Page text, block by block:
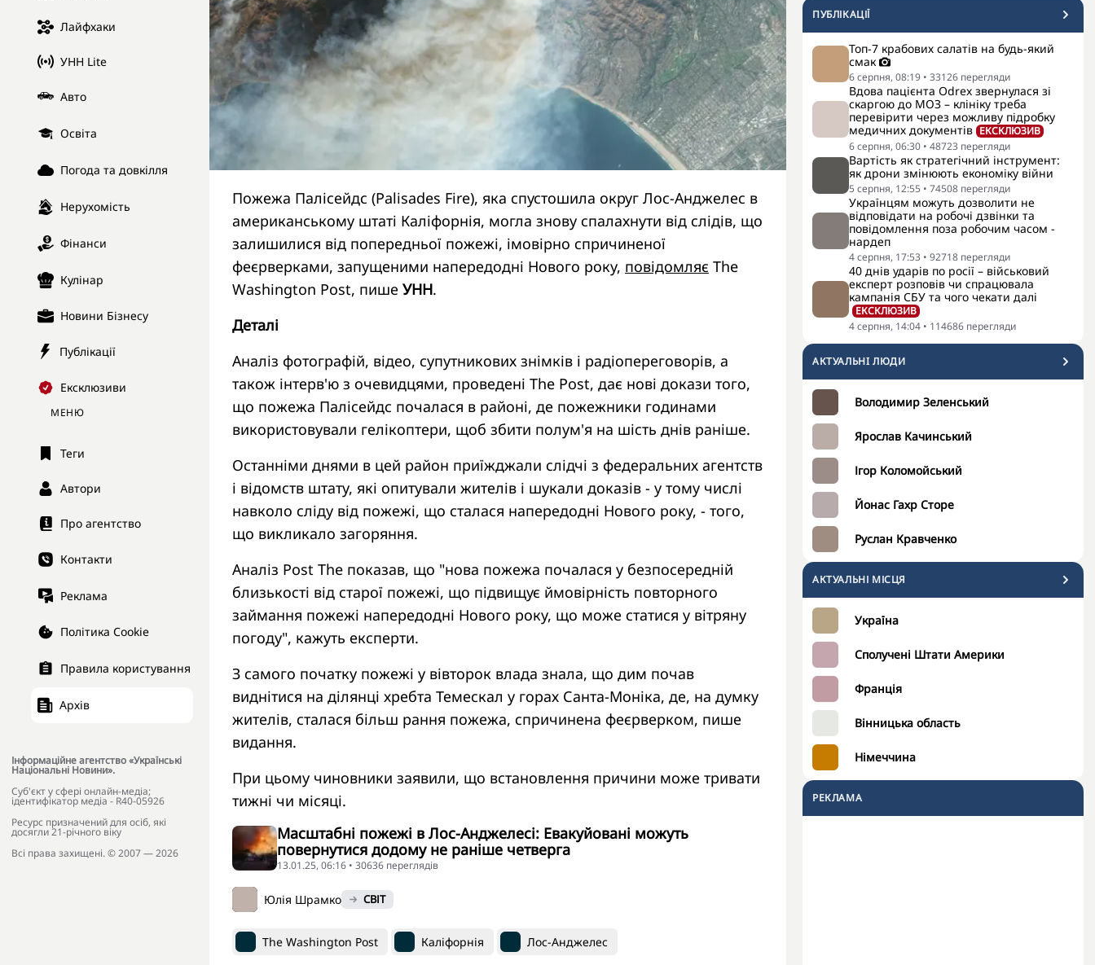
Лайфхаки
УНН Lite
Авто
Освіта
Погода та довкілля
Нерухомість
Фінанси
Кулінар
Новини Бізнесу
Публікації
Ексклюзиви
МЕНЮ
Теги
Автори
Про агентство
Контакти
Реклама
Політика Cookie
Правила користування
Архів
Інформаційне агентство «Українські
Національні Новини».
Cуб'єкт у сфері онлайн-медіа;
ідентифікатор медіа - R40-05926
Ресурс призначений для осіб, які
досягли 21-річного віку
Всі права захищені. © 2007 — 2026
ПУБЛІКАЦІЇ
Топ-7 крабових салатів на будь-який
смак
6 серпня, 08:19 • 33126 перегляди
Вдова пацієнта Odrex звернулася зі
скаргою до МОЗ – клініку треба
перевірити через можливу підробку
медичних документів ЕКСКЛЮЗИВ
6 серпня, 06:30 • 48723 перегляди
Вартість як стратегічний інструмент:
як дрони змінюють економіку війни
5 серпня, 12:55 • 74508 перегляди
Українцям можуть дозволити не
відповідати на робочі дзвінки та
повідомлення поза робочим часом -
нардеп
4 серпня, 17:53 • 92718 перегляди
40 днів ударів по росії – військовий
експерт розповів чи спрацювала
кампанія СБУ та чого чекати далі
ЕКСКЛЮЗИВ
4 серпня, 14:04 • 114686 перегляди
АКТУАЛЬНI ЛЮДИ
Володимир Зеленський
Ярослав Качинський
Ігор Коломойський
Йонас Гахр Сторе
Руслан Кравченко
АКТУАЛЬНІ МІСЦЯ
Україна
Сполучені Штати Америки
Франція
Вінницька область
Німеччина
РЕКЛАМА
Пожежа Палісейдс (Palisades Fire), яка спустошила округ Лос-Анджелес в
американському штаті Каліфорнія, могла знову спалахнути від слідів, що
залишилися від попередньої пожежі, імовірно спричиненої
феєрверками, запущеними напередодні Нового року, повідомляє The
Washington Post, пише УНН.
Деталі
Аналіз фотографій, відео, супутникових знімків і радіопереговорів, а
також інтерв'ю з очевидцями, проведені The Post, дає нові докази того,
що пожежа Палісейдс почалася в районі, де пожежники годинами
використовували гелікоптери, щоб збити полум'я на шість днів раніше.
Останніми днями в цей район приїжджали слідчі з федеральних агентств
і відомств штату, які опитували жителів і шукали доказів - у тому числі
навколо сліду від пожежі, що сталася напередодні Нового року, - того,
що викликало загоряння.
Аналіз Post The показав, що "нова пожежа почалася у безпосередній
близькості від старої пожежі, що підвищує ймовірність повторного
займання пожежі напередодні Нового року, що може статися у вітряну
погоду", кажуть експерти.
З самого початку пожежі у вівторок влада знала, що дим почав
виднітися на ділянці хребта Темескал у горах Санта-Моніка, де, на думку
жителів, сталася більш рання пожежа, спричинена феєрверком, пише
видання.
При цьому чиновники заявили, що встановлення причини може тривати
тижні чи місяці.
Масштабні пожежі в Лос-Анджелесі: Евакуйовані можуть
повернутися додому не раніше четверга
13.01.25, 06:16 • 30636 переглядiв
Юлія Шрамко СВІТ
The Washington Post Каліфорнія Лос-Анджелес